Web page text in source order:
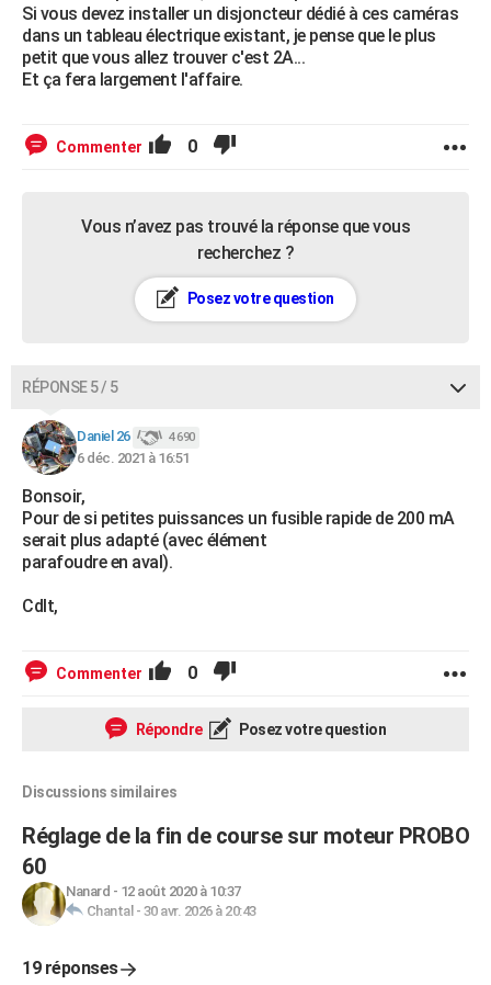
Si vous devez installer un disjoncteur dédié à ces caméras
dans un tableau électrique existant, je pense que le plus
petit que vous allez trouver c'est 2A...
Et ça fera largement l'affaire.
Commenter 0
Vous n’avez pas trouvé la réponse que vous
recherchez ?
Posez votre question
RÉPONSE 5 / 5
Daniel 26 4 690
6 déc. 2021 à 16:51
Bonsoir,
Pour de si petites puissances un fusible rapide de 200 mA
serait plus adapté (avec élément
parafoudre en aval).
Cdlt,
Commenter 0
Répondre Posez votre question
Discussions similaires
Réglage de la fin de course sur moteur PROBO
60
Nanard - 12 août 2020 à 10:37
Chantal - 30 avr. 2026 à 20:43
19 réponses